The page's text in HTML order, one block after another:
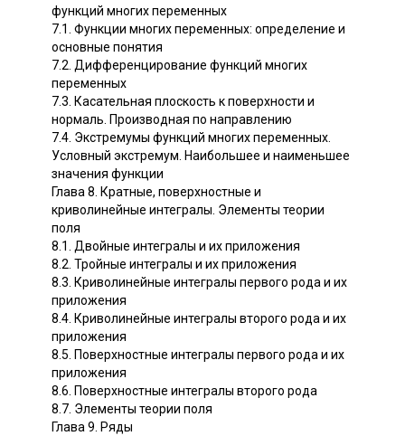
функций многих переменных
7.1. Функции многих переменных: определение и
основные понятия
7.2. Дифференцирование функций многих
переменных
7.3. Касательная плоскость к поверхности и
нормаль. Производная по направлению
7.4. Экстремумы функций многих переменных.
Условный экстремум. Наибольшее и наименьшее
значения функции
Глава 8. Кратные, поверхностные и
криволинейные интегралы. Элементы теории
поля
8.1. Двойные интегралы и их приложения
8.2. Тройные интегралы и их приложения
8.3. Криволинейные интегралы первого рода и их
приложения
8.4. Криволинейные интегралы второго рода и их
приложения
8.5. Поверхностные интегралы первого рода и их
приложения
8.6. Поверхностные интегралы второго рода
8.7. Элементы теории поля
Глава 9. Ряды